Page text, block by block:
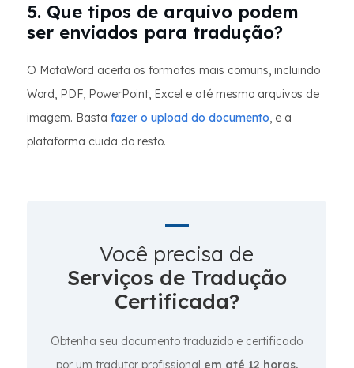
5. Que tipos de arquivo podem
ser enviados para tradução?
O MotaWord aceita os formatos mais comuns, incluindo
Word, PDF, PowerPoint, Excel e até mesmo arquivos de
imagem. Basta fazer o upload do documento, e a
plataforma cuida do resto.
Você precisa de
Serviços de Tradução
Certificada?
Obtenha seu documento traduzido e certificado
por um tradutor profissional em até 12 horas.